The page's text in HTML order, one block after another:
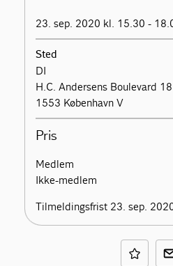
23. sep. 2020 kl. 15.30 -
Sted
DI
H.C. Andersens Boulevard 18
1553 København V
Pris
Medlem
Ikke-medlem
Tilmeldingsfrist 23. sep.